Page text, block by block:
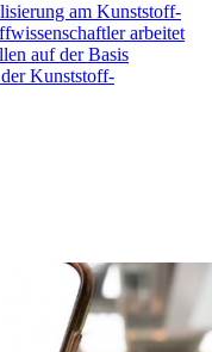
am Kunststoff-
arbeitet
auf der Basis
Kunststoff-